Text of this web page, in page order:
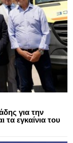
για την
εγκαίνια του